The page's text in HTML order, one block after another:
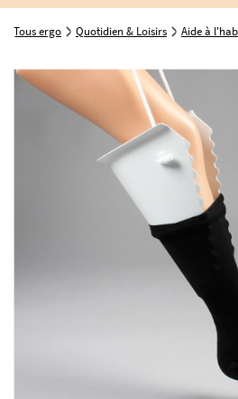
Tous ergo Quotidien & Loisirs Aide à